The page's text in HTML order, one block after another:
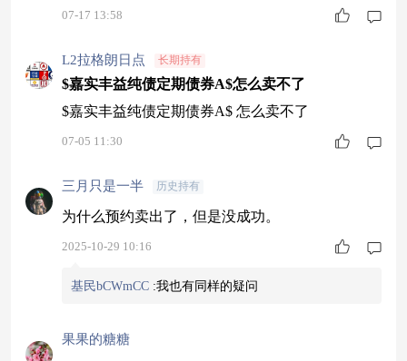
反而多了一些选择余地。红土创新新科技股票A(0
成绩很有分量。认可科技方向，可以分批布局，不
用急着一次买完。
07-17 13:58
L2拉格朗日点 长期持有
$嘉实丰益纯债定期债券A$怎么卖不了
$嘉实丰益纯债定期债券A$ 怎么卖不了
07-05 11:30
三月只是一半 历史持有
为什么预约卖出了，但是没成功。
2025-10-29 10:16
基民bCWmCC :我也有同样的疑问
果果的糖糖